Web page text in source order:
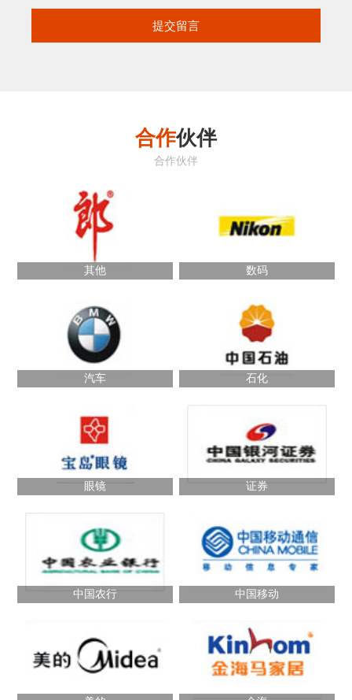
合作伙伴
合作伙伴
其他 数码
汽车 石化
眼镜 证券
中国农行 中国移动